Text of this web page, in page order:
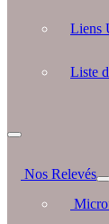
Liens
Liste
Nos Relevés